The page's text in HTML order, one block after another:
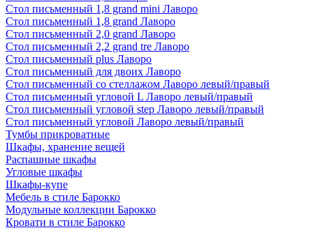
Стол письменный 1,8 grand mini Лаворо
Стол письменный 1,8 grand Лаворо
Стол письменный 2,0 grand Лаворо
Стол письменный 2,2 grand tre Лаворо
Стол письменный plus Лаворо
Стол письменный для двоих Лаворо
Стол письменный со стеллажом Лаворо левый/правый
Стол письменный угловой L Лаворо левый/правый
Стол письменный угловой step Лаворо левый/правый
Стол письменный угловой Лаворо левый/правый
Тумбы прикроватные
Шкафы, хранение вещей
Распашные шкафы
Угловые шкафы
Шкафы-купе
Мебель в стиле Барокко
Модульные коллекции Барокко
Кровати в стиле Барокко